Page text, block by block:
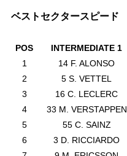
ベストセクタースピード
POS INTERMEDIATE 1
1
14 F. ALONSO
2
5 S. VETTEL
3
16 C. LECLERC
4
33 M. VERSTAPPEN
5
55 C. SAINZ
6
3 D. RICCIARDO